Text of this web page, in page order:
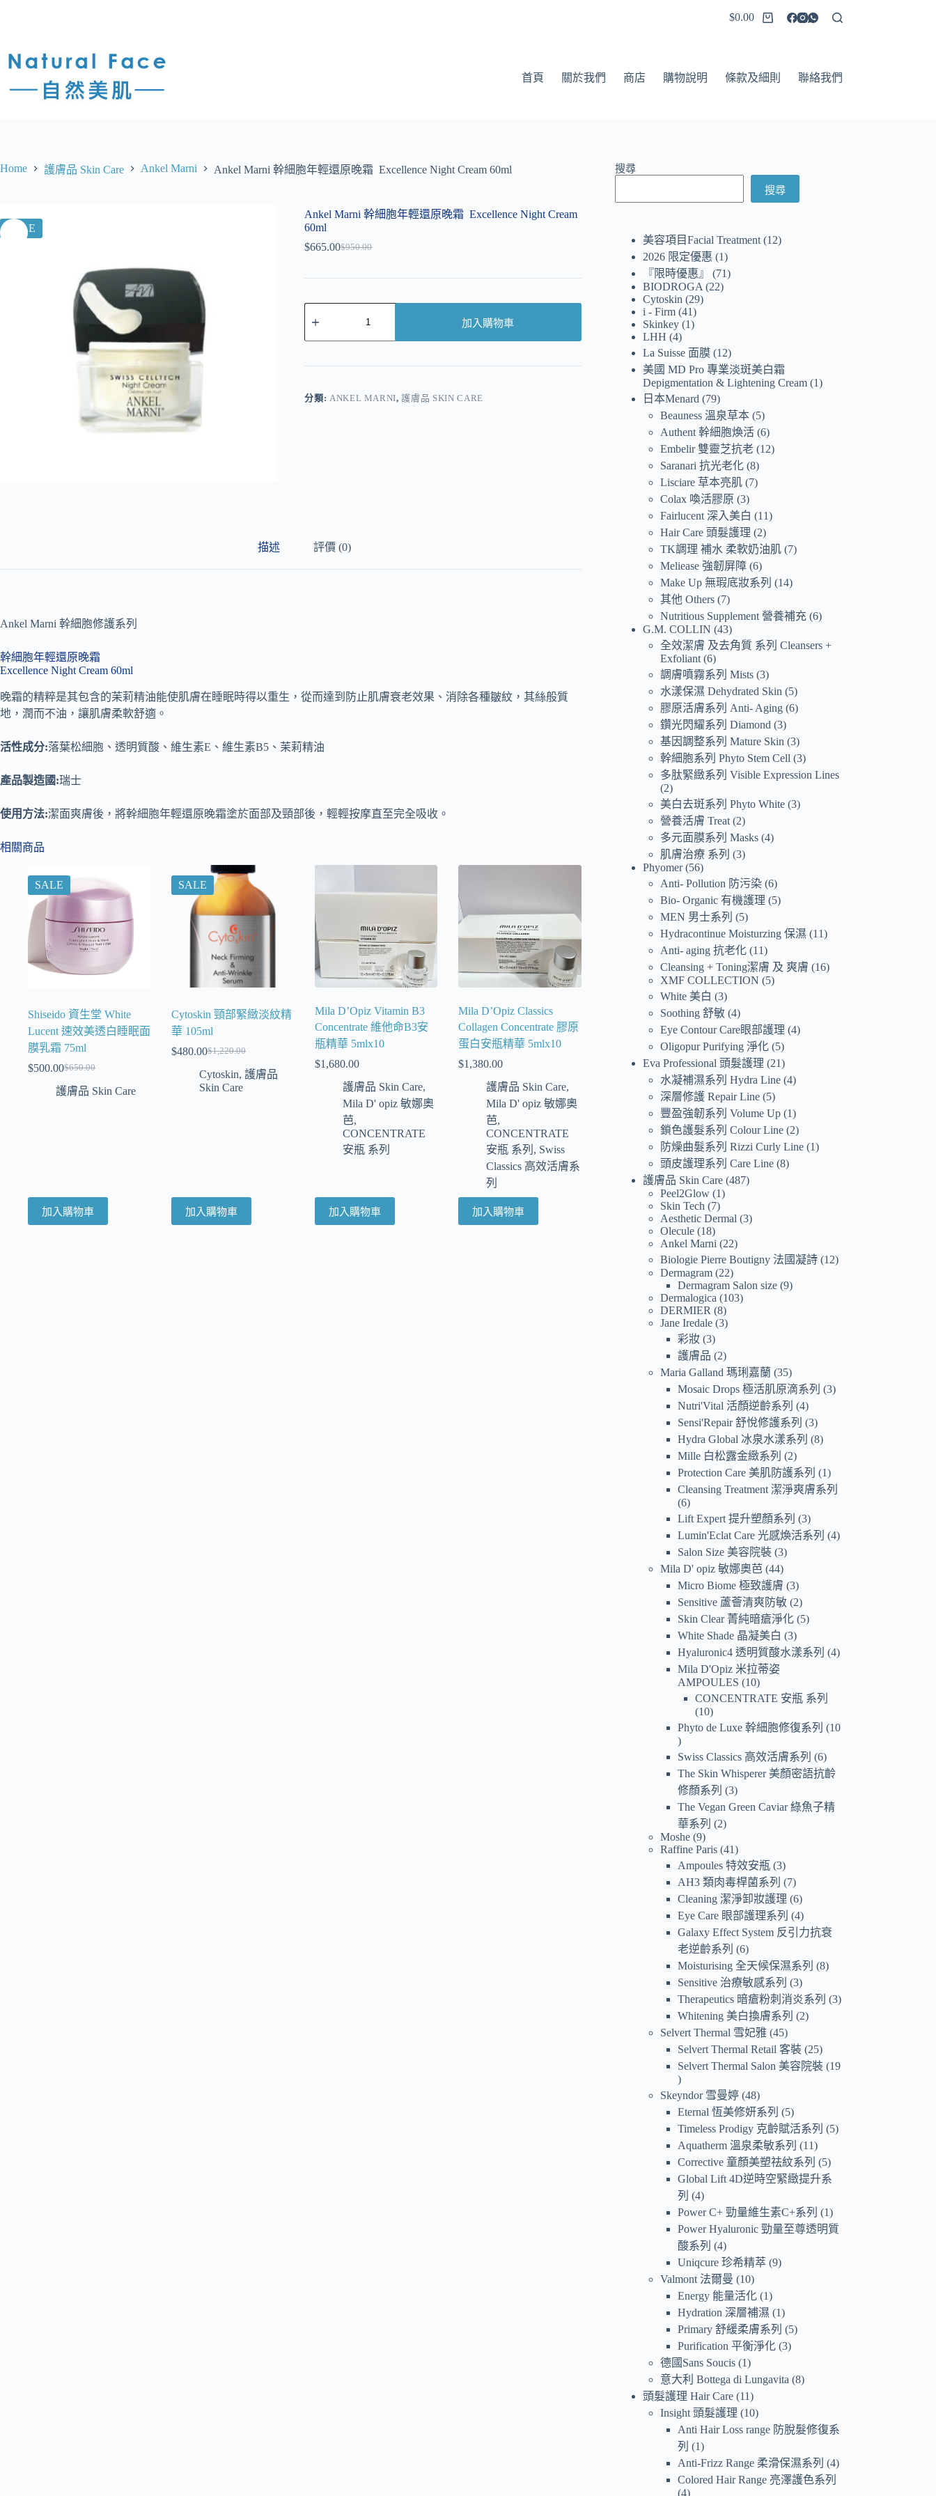
$0.00
首頁 關於我們 商店 購物說明 條款及細則 聯絡我們
Home 護膚品 Skin Care Ankel Marni Ankel Marni 幹細胞年輕還原晚霜 Excellence Night Cream 60ml
SALE
Ankel Marni 幹細胞年輕還原晚霜 Excellence Night Cream
60ml
$950.00
$665.00
加入購物車
r
分類: ANKEL MARNI,護膚品 SKIN CARE
描述 評價 (0)
Ankel Marni 幹細胞修護系列
幹細胞年輕還原晚霜
Excellence Night Cream 60ml
晚霜的精粹是其包含的苿莉精油能使肌膚在睡眠時得以重生，從而達到防止肌膚衰老效果、消除各種皺紋，其絲般質
地，潤而不油，讓肌膚柔軟舒適。
活性成分:落葉松細胞、透明質酸、維生素E、維生素B5、苿莉精油
產品製造國:瑞士
使用方法:潔面爽膚後，將幹細胞年輕還原晚霜塗於面部及頸部後，輕輕按摩直至完全吸收。
相關商品
SALE
Shiseido 資生堂 White
Lucent 速效美透白睡眠面
膜乳霜 75ml
$650.00
$500.00
護膚品 Skin Care
加入購物車
SALE
Cytoskin 頸部緊緻淡紋精
華 105ml
$1,220.00
$480.00
Cytoskin,護膚品
Skin Care
加入購物車
Mila D’Opiz Vitamin B3
Concentrate 維他命B3安
瓶精華 5mlx10
$1,680.00
護膚品 Skin Care,
Mila D' opiz 敏娜奧
芭,
CONCENTRATE
安瓶 系列
加入購物車
Mila D’Opiz Classics
Collagen Concentrate 膠原
蛋白安瓶精華 5mlx10
$1,380.00
護膚品 Skin Care,
Mila D' opiz 敏娜奧
芭,
CONCENTRATE
安瓶 系列 , Swiss
Classics 高效活膚系
列
加入購物車
搜尋
搜尋
美容項目Facial Treatment 12
2026 限定優惠
1
『限時優惠』
71
BIODROGA
22
Cytoskin
29
i - Firm 41
Skinkey 1
LHH 4
La Suisse 面膜 12
美國 MD Pro 專業淡斑美白霜
Depigmentation & Lightening Cream 1
日本Menard
79
Beauness 溫泉草本 5
Authent 幹細胞煥活 6
Embelir 雙靈芝抗老 12
Saranari 抗光老化 8
Lisciare 草本亮肌 7
Colax 喚活膠原 3
Fairlucent 深入美白
11
Hair Care 頭髮護理
2
TK調理 補水 柔軟奶油肌 7
Meliease 強韌屏障 6
Make Up 無瑕底妝系列
14
其他 Others 7
Nutritious Supplement 營養補充 6
G.M. COLLIN 43
全效潔膚 及去角質 系列 Cleansers +
Exfoliant 6
調膚噴霧系列 Mists 3
水漾保濕 Dehydrated Skin
5
膠原活膚系列 Anti- Aging 6
鑽光閃耀系列 Diamond 3
基因調整系列 Mature Skin 3
幹細胞系列 Phyto Stem Cell 3
多肽緊緻系列 Visible Expression Lines
2
美白去斑系列 Phyto White 3
營養活膚 Treat 2
多元面膜系列 Masks 4
肌膚治療 系列
3
Phyomer 56
Anti- Pollution 防污染 6
Bio- Organic 有機護理
5
MEN 男士系列
5
Hydracontinue Moisturzing 保濕
11
Anti- aging 抗老化 11
Cleansing + Toning潔膚 及 爽膚
16
XMF COLLECTION
5
White 美白
3
Soothing 舒敏 4
Eye Contour Care眼部護理 4
Oligopur Purifying 淨化 5
Eva Professional 頭髮護理
21
水凝補濕系列 Hydra Line 4
深層修護 Repair Line 5
豐盈強韌系列 Volume Up 1
鎖色護髮系列 Colour Line 2
防燥曲髮系列 Rizzi Curly Line 1
頭皮護理系列 Care Line 8
護膚品 Skin Care 487
Peel2Glow 1
Skin Tech
7
Aesthetic Dermal 3
Olecule 18
Ankel Marni
22
Biologie Pierre Boutigny 法國凝詩 12
Dermagram 22
Dermagram Salon size 9
Dermalogica
103
DERMIER
8
Jane Iredale 3
彩妝 3
護膚品
2
Maria Galland 瑪琍嘉蘭 35
Mosaic Drops 極活肌原滴系列
3
Nutri'Vital 活顏逆齡系列
4
Sensi'Repair 舒悅修護系列
3
Hydra Global 冰泉水漾系列
8
Mille 白松露金緻系列
2
Protection Care 美肌防護系列
1
Cleansing Treatment 潔淨爽膚系列
6
Lift Expert 提升塑顏系列
3
Lumin'Eclat Care 光感煥活系列
4
Salon Size 美容院裝 3
Mila D' opiz 敏娜奧芭 44
Micro Biome 極致護膚 3
Sensitive 蘆薈清爽防敏 2
Skin Clear 菁純暗瘡淨化 5
White Shade 晶凝美白
3
Hyaluronic4 透明質酸水漾系列
4
Mila D'Opiz 米拉蒂姿
AMPOULES
10
CONCENTRATE 安瓶 系列
10
Phyto de Luxe 幹細胞修復系列
10
Swiss Classics 高效活膚系列
6
The Skin Whisperer 美顏密語抗齡
修顏系列
3
The Vegan Green Caviar 綠魚子精
華系列
2
Moshe 9
Raffine Paris 41
Ampoules 特效安瓶 3
AH3 類肉毒桿菌系列
7
Cleaning 潔淨卸妝護理 6
Eye Care 眼部護理系列
4
Galaxy Effect System 反引力抗衰
老逆齡系列
6
Moisturising 全天候保濕系列
8
Sensitive 治療敏感系列
3
Therapeutics 暗瘡粉刺消炎系列
3
Whitening 美白換膚系列
2
Selvert Thermal 雪妃雅 45
Selvert Thermal Retail 客裝 25
Selvert Thermal Salon 美容院裝 19
Skeyndor 雪曼婷 48
Eternal 恆美修妍系列
5
Timeless Prodigy 克齡賦活系列
5
Aquatherm 溫泉柔敏系列
11
Corrective 童顏美塑祛紋系列
5
Global Lift 4D逆時空緊緻提升系
列
4
Power C+ 勁量維生素C+系列
1
Power Hyaluronic 勁量至尊透明質
酸系列
4
Uniqcure 珍希精萃 9
Valmont 法爾曼
10
Energy 能量活化 1
Hydration 深層補濕
1
Primary 舒緩柔膚系列
5
Purification 平衡淨化 3
德國Sans Soucis 1
意大利 Bottega di Lungavita 8
頭髮護理 Hair Care 11
Insight 頭髮護理
10
Anti Hair Loss range 防脫髮修復系
列
1
Anti-Frizz Range 柔滑保濕系列
4
Colored Hair Range 亮澤護色系列
4